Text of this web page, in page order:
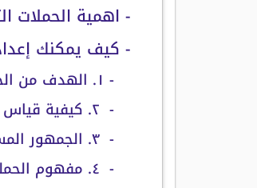
- اهمية الحملات
- كيف يمكنك
- ١. الهدف من الحملة
- ٢. كيفية قياس الحملة
- ٣. الجمهور المستهدف
- ٤. مفهوم الحملة ورسالتها والفريق الملائم